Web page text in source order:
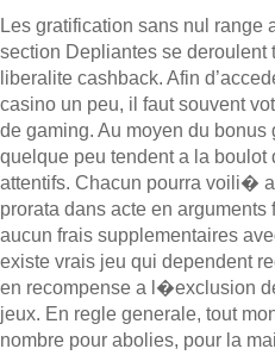
Les gratification sans nul range
section Depliantes se deroulent
liberalite cashback. Afin
casino un peu, il faut souvent
de gaming. Au moyen du bonus
quelque peu tendent a la boulot
attentifs. Chacun pourra voili�
prorata dans acte en
aucun frais supplementaires
existe vrais jeu qui dependent
en recompense a l�exclusion
jeux. En regle generale, tout
nombre pour abolies, pour la